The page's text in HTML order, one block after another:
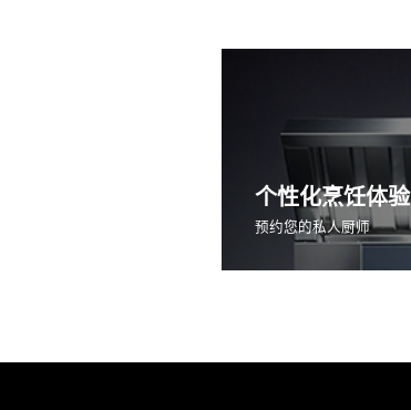
个性化烹饪体验
预约您的私人厨师